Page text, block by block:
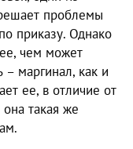
проблемы
приказу. Однако
чем может
– маргинал, как и
ее, в отличие от
она такая же